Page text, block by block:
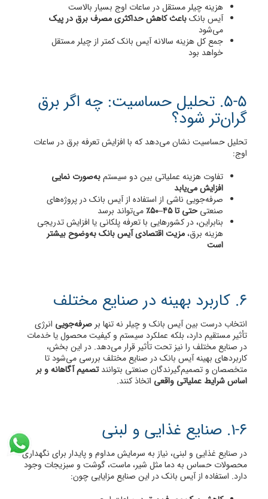
هزینه چیلر مستقل در ساعات اوج بسیار بالاست
آیس بانکباعث کاهش حداکثری مصرف برق در پیک
می‌شود
جمع کل هزینه سالانه آیس بانک کمتر از چیلر مستقل
خواهد بود
5-5. تحلیل حساسیت: چه ‌اگر برق
گران‌تر شود؟
تحلیل حساسیت نشان می‌دهد که با افزایش تعرفه برق در ساعات
اوج:
تفاوت هزینه عملیاتی بین دو سیستمبه‌صورت نمایی
افزایش می‌یابد
صرفه‌جویی ناشی از استفاده از آیس بانک در پروژه‌های
صنعتی حتی تا ۴۵–۵۰٪
می‌تواند برسد
بنابراین، در کشورهایی با تعرفه پلکانی یا افزایش تدریجی
هزینه برق،مزیت اقتصادی آیس بانک به‌وضوح بیشتر
است
6. کاربرد بهینه در صنایع مختلف
انتخاب درست بین آیس بانک و چیلر نه تنها بر صرفه‌جویی انرژی
تأثیر مستقیم دارد، بلکه عملکرد سیستم و کیفیت محصول یا خدمات
در صنایع مختلف را نیز تحت تأثیر قرار می‌دهد. در این بخش،
کاربردهای بهینه آیس بانک در صنایع مختلف بررسی می‌شود تا
متخصصان و تصمیم‌گیرندگان صنعتی بتوانندتصمیم آگاهانه و بر
اساس شرایط عملیاتی واقعی اتخاذ کنند.
1-6. صنایع غذایی و لبنی
در صنایع غذایی و لبنی، نیاز به سرمایش مداوم و پایدار برای نگهداری
محصولات حساس به دما مثل شیر، ماست، گوشت و سبزیجات وجود
دارد. استفاده از آیس بانک در این صنایع مزایایی چون: